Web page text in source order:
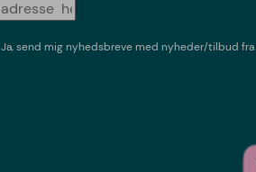
Ja, send mig nyhedsbreve med nyheder/tilbud fra